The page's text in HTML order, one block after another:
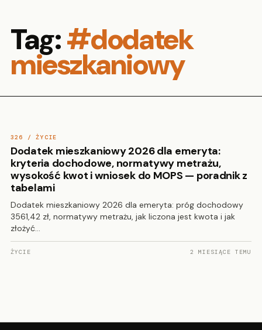
Tag:#dodatek
mieszkaniowy
326 / ŻYCIE
Dodatek mieszkaniowy 2026 dla emeryta:
kryteria dochodowe, normatywy metrażu,
wysokość kwot i wniosek do MOPS — poradnik z
tabelami
Dodatek mieszkaniowy 2026 dla emeryta: próg dochodowy
3561,42 zł, normatywy metrażu, jak liczona jest kwota i jak
złożyć…
ŻYCIE 2 MIESIĄCE TEMU